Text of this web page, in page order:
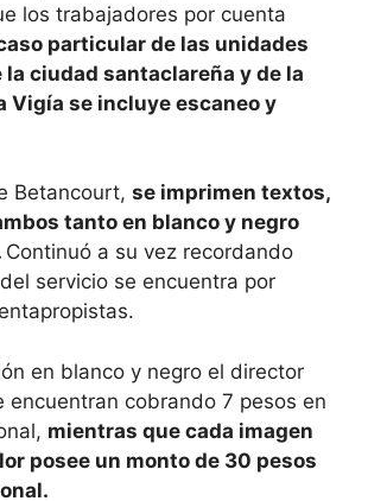
los trabajadores por cuenta
particular de las unidades
la ciudad santaclareña y de la
Vigía se incluye escaneo y
Betancourt, se imprimen textos,
tanto en blanco y negro
Continuó a su vez recordando
servicio se encuentra por
en blanco y negro el director
encuentran cobrando 7 pesos en
mientras que cada imagen
posee un monto de 30 pesos